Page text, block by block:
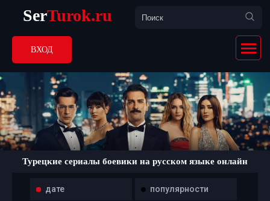
SerTurok.ru
ВХОД
Турецкие сериалы боевики на русском языке онлайн
дате популярности